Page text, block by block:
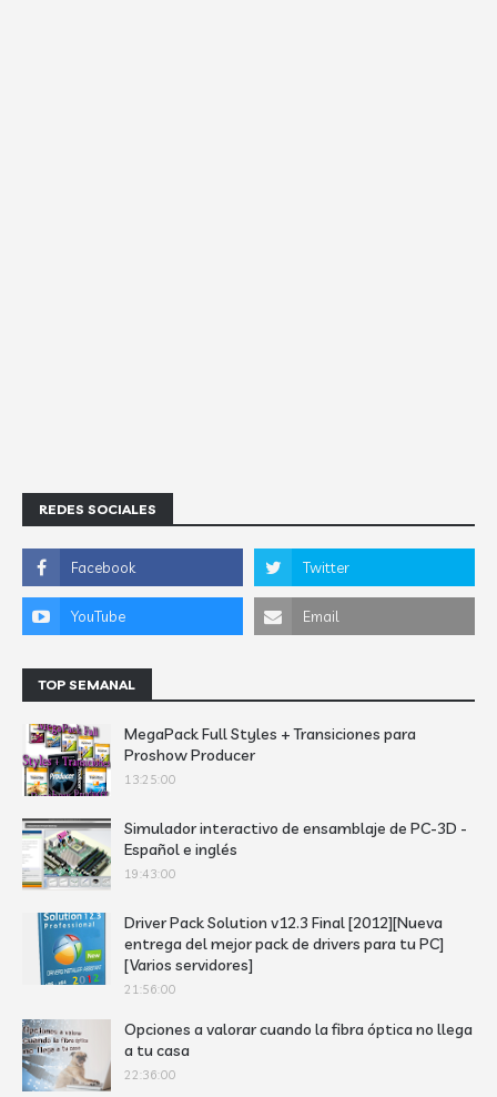
REDES SOCIALES
TOP SEMANAL
MegaPack Full Styles + Transiciones para
Proshow Producer
13:25:00
Simulador interactivo de ensamblaje de PC-3D -
Español e inglés
19:43:00
Driver Pack Solution v12.3 Final [2012][Nueva
entrega del mejor pack de drivers para tu PC]
[Varios servidores]
21:56:00
Opciones a valorar cuando la fibra óptica no llega
a tu casa
22:36:00